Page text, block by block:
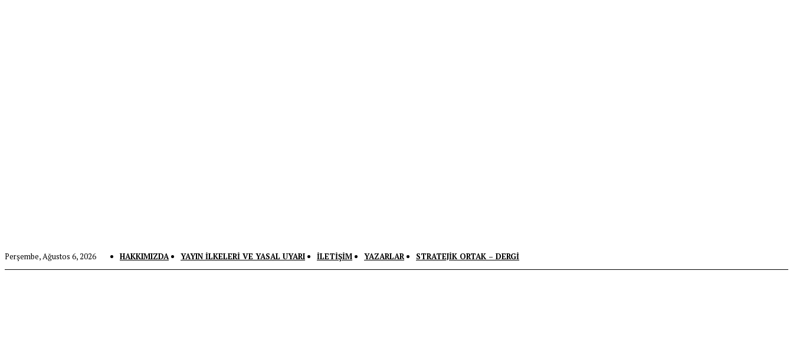
Perşembe, Ağustos 6, 2026 HAKKIMIZDA YAYIN İLKELERI VE YASAL UYARI İLETIŞIM YAZARLAR STRATEJIK ORTAK – DERGI